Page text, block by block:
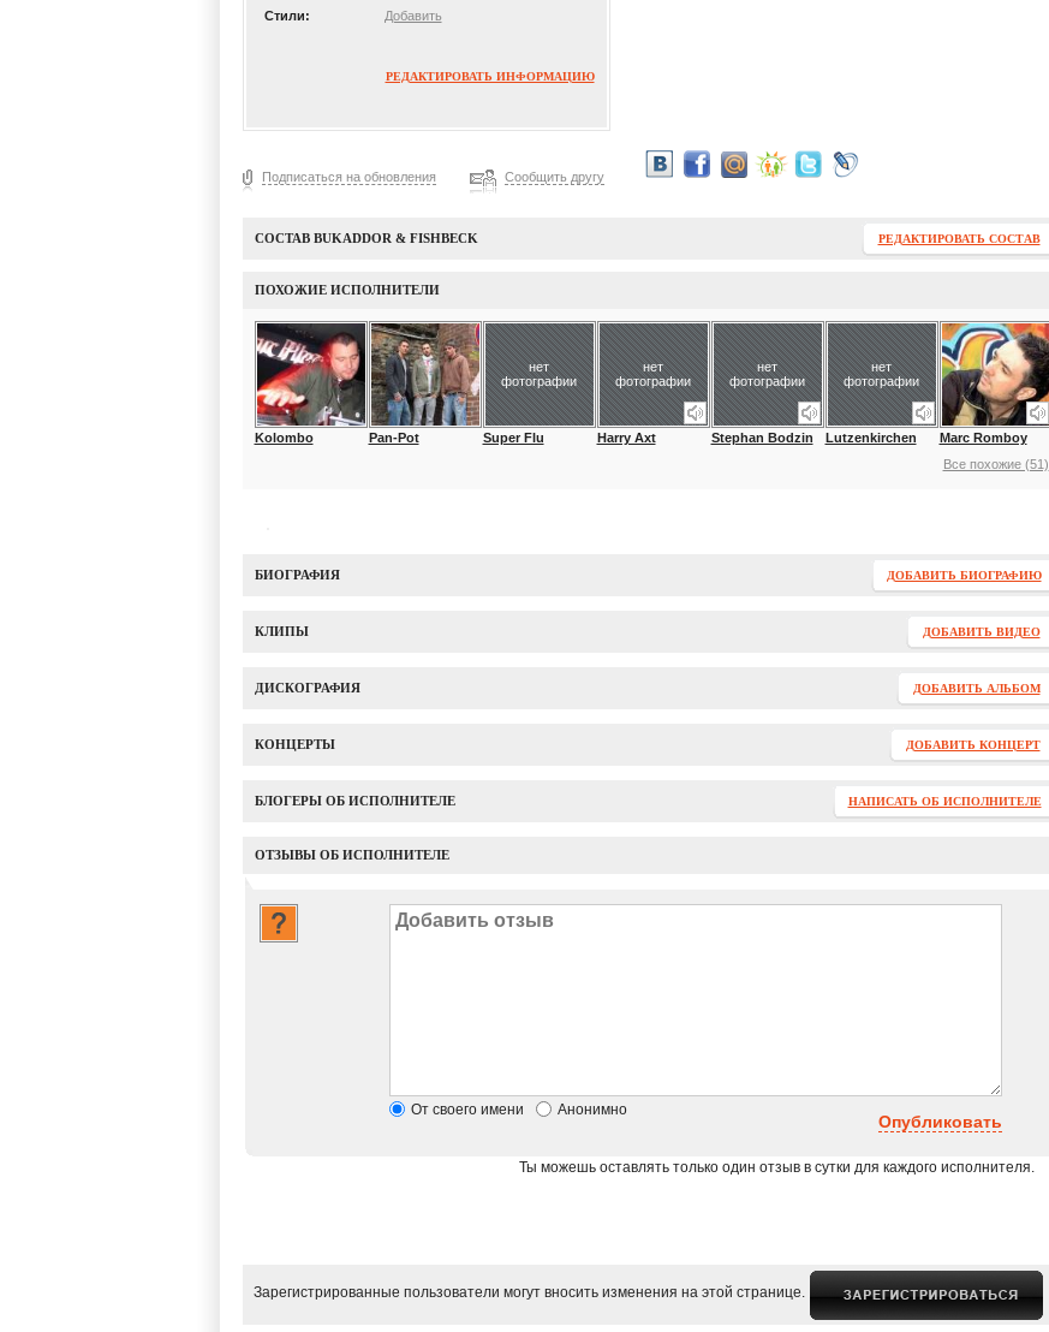
Стили:
Добавить
РЕДАКТИРОВАТЬ ИНФОРМАЦИЮ
Подписаться на обновления Сообщить другу
СОСТАВ BUKADDOR & FISHBECK РЕДАКТИРОВАТЬ СОСТАВ
ПОХОЖИЕ ИСПОЛНИТЕЛИ
Kolombo Pan-Pot
нет
фотографии
Super Flu
нет
фотографии
Harry Axt
нет
фотографии
Stephan Bodzin
нет
фотографии
Lutzenkirchen
Marc Romboy
Все похожие (51)
БИОГРАФИЯ ДОБАВИТЬ БИОГРАФИЮ
КЛИПЫ ДОБАВИТЬ ВИДЕО
ДИСКОГРАФИЯ ДОБАВИТЬ АЛЬБОМ
КОНЦЕРТЫ ДОБАВИТЬ КОНЦЕРТ
БЛОГЕРЫ ОБ ИСПОЛНИТЕЛЕ НАПИСАТЬ ОБ ИСПОЛНИТЕЛЕ
ОТЗЫВЫ ОБ ИСПОЛНИТЕЛЕ
От своего имени Анонимно
Опубликовать
Ты можешь оставлять только один отзыв в сутки для каждого исполнителя.
Зарегистрированные пользователи могут вносить изменения на этой странице.